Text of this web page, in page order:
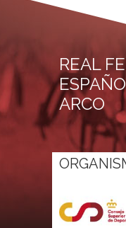
REAL
ARCO